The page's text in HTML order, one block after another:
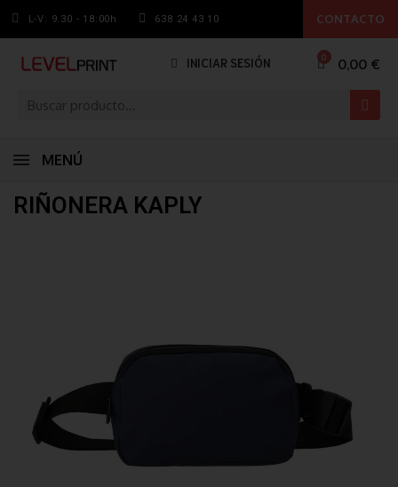
L-V: 9.30 - 18:00h 638 24 43 10 CONTACTO
INICIAR SESIÓN 0,00 €
MENÚ
RIÑONERA KAPLY